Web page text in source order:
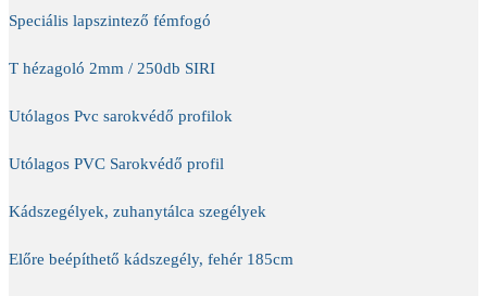
Speciális lapszintező fémfogó
T hézagoló 2mm / 250db SIRI
Utólagos Pvc sarokvédő profilok
Utólagos PVC Sarokvédő profil
Kádszegélyek, zuhanytálca szegélyek
Előre beépíthető kádszegély, fehér 185cm